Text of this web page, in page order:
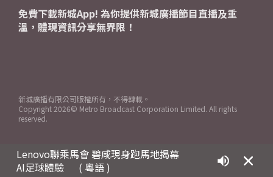
Lenovo聯乘馬會 碧咸現身跑馬地揭幕
AI足球體驗
( 粵語 )
免費下載新城App! 為你提供新城廣播節目直播及重
溫，體現資訊分享無界限！
新城廣播有限公司版權所有，不得轉載。
Copyright 2026© Metro Broadcast Corporation Limited. All rights
reserved.